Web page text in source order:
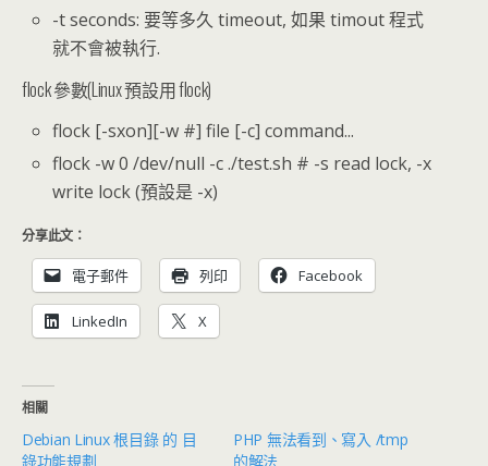
-t seconds: 要等多久 timeout, 如果 timout 程式
就不會被執行.
flock 參數(Linux 預設用 flock)
flock [-sxon][-w #] file [-c] command...
flock -w 0 /dev/null -c ./test.sh # -s read lock, -x
write lock (預設是 -x)
分享此文：
電子郵件 列印 Facebook
LinkedIn X
相關
Debian Linux 根目錄 的 目
錄功能規劃
PHP 無法看到、寫入 /tmp
的解法